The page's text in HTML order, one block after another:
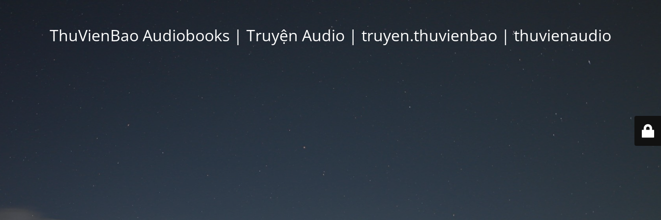
ThuVienBao Audiobooks | Truyện Audio | truyen.thuvienbao | thuvienaudio